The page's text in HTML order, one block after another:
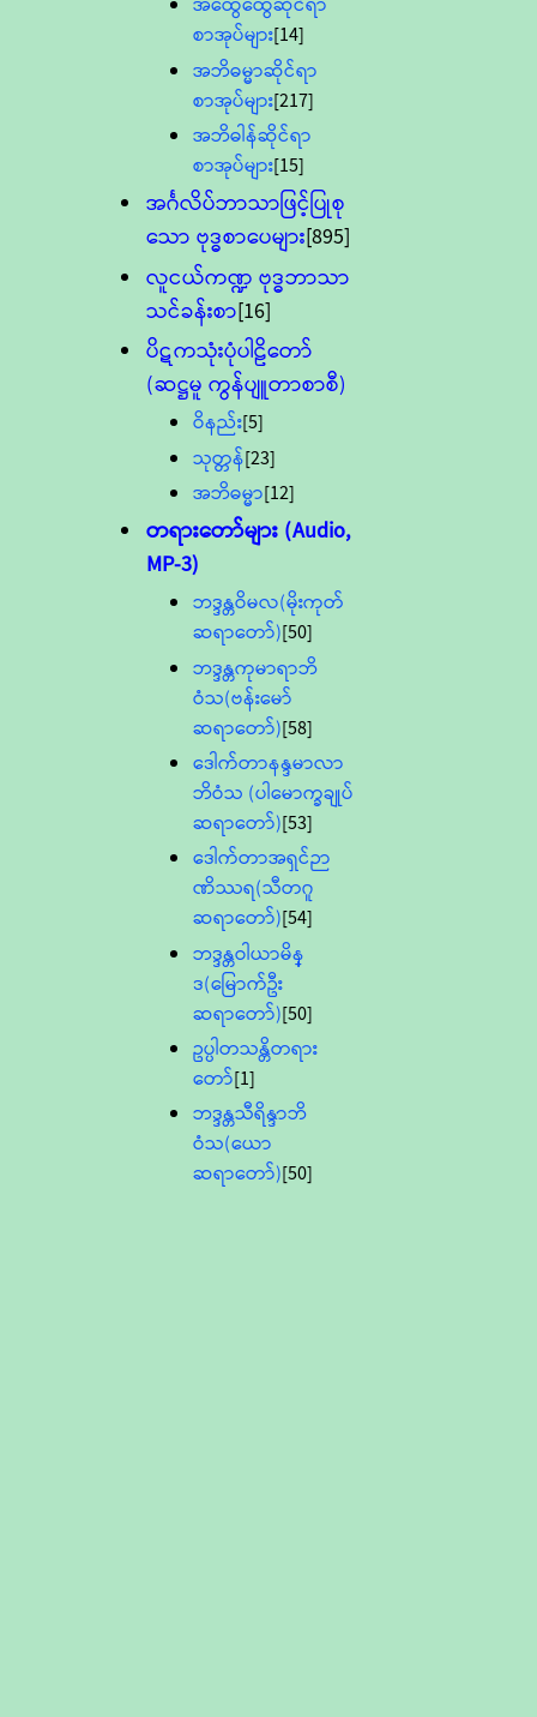
စာအုပ်များ[14]
အဘိဓမ္မာဆိုင်ရာ
စာအုပ်များ[217]
အဘိဓါန်ဆိုင်ရာ
စာအုပ်များ[15]
အင်္ဂလိပ်ဘာသာဖြင့်ပြုစု
သော ဗုဒ္ဓစာပေများ[895]
လူငယ်ကဏ္ဍ ဗုဒ္ဓဘာသာ
သင်ခန်းစာ[16]
ပိဋကသုံးပုံပါဠိတော်
(ဆဋ္ဌမူ ကွန်ပျူတာစာစီ)
ဝိနည်း[5]
သုတ္တန်[23]
အဘိဓမ္မာ[12]
တရားတော်များ (Audio,
MP-3)
ဘဒ္ဒန္တဝိမလ(မိုးကုတ်
ဆရာတော်)[50]
ဘဒ္ဒန္တကုမာရာဘိ
ဝံသ(ဗန်းမော်
ဆရာတော်)[58]
ဒေါက်တာနန္ဒမာလာ
ဘိဝံသ (ပါမောက္ခချုပ်
ဆရာတော်)[53]
ဒေါက်တာအရှင်ဉာ
ဏိဿရ(သီတဂူ
ဆရာတော်)[54]
ဘဒ္ဒန္တဝါယာမိန္
ဒ(မြောက်ဦး
ဆရာတော်)[50]
ဥပ္ပါတသန္တိတရား
တော်[1]
ဘဒ္ဒန္တသီရိန္ဒာဘိ
ဝံသ(ယော
ဆရာတော်)[50]